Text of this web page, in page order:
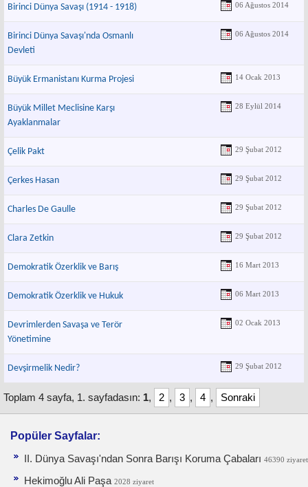
Birinci Dünya Savaşı (1914 - 1918) 06 Ağustos 2014
Birinci Dünya Savaşı'nda Osmanlı
Devleti
06 Ağustos 2014
Büyük Ermanistanı Kurma Projesi 14 Ocak 2013
Büyük Millet Meclisine Karşı
Ayaklanmalar
28 Eylül 2014
Çelik Pakt 29 Şubat 2012
Çerkes Hasan 29 Şubat 2012
Charles De Gaulle 29 Şubat 2012
Clara Zetkin 29 Şubat 2012
Demokratik Özerklik ve Barış 16 Mart 2013
Demokratik Özerklik ve Hukuk 06 Mart 2013
Devrimlerden Savaşa ve Terör
Yönetimine
02 Ocak 2013
Devşirmelik Nedir? 29 Şubat 2012
Toplam 4 sayfa, 1. sayfadasın: 1, 2 , 3 , 4 , Sonraki
Popüler Sayfalar:
II. Dünya Savaşı'ndan Sonra Barışı Koruma Ça­baları 46390 ziyaret
Hekimoğlu Ali Paşa 2028 ziyaret